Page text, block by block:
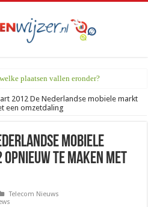
plaatsen vallen eronder?
2012 De Nederlandse mobiele markt
een omzetdaling
mobiele
te maken met
Telecom Nieuws